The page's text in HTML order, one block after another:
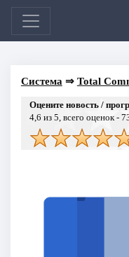
Система ⇒ Total
Оцените новость /
4,6 из 5, всего оценок -